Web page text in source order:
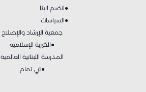
انضم الينا●
السياسات●
جمعية الإرشاد والإصلاح
الخيرية الإسلامية●
المدرسة اللبنانية العالمية
في تمام●